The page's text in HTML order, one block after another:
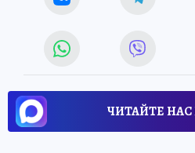
ЧИТАЙТЕ НАС